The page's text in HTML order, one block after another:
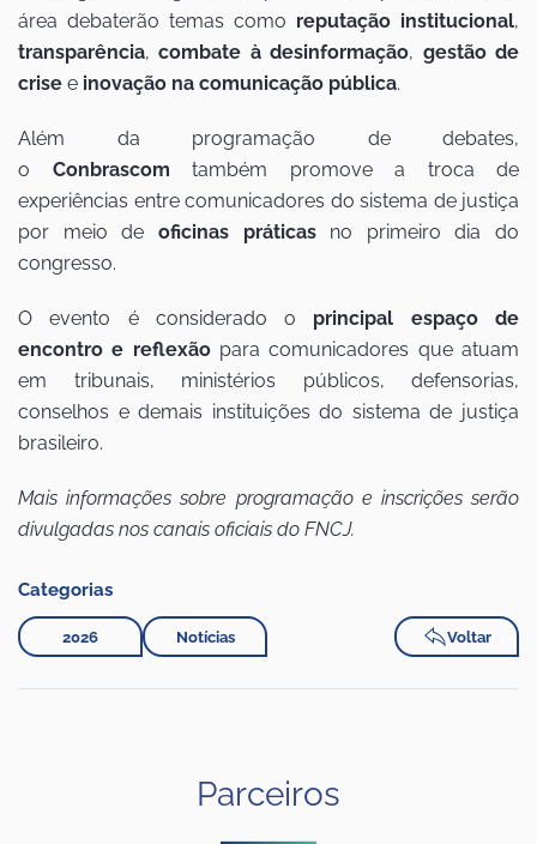
área debaterão temas como reputação institucional,
transparência,combate à desinformação, gestão de
crise e inovação na comunicação pública.
Além da programação de debates,
o Conbrascom também promove a troca de
experiências entre comunicadores do sistema de justiça
por meio de oficinas práticasno primeiro dia do
congresso.
O evento é considerado o principal espaço de
encontro e reflexãopara comunicadores que atuam
em tribunais, ministérios públicos, defensorias,
conselhos e demais instituições do sistema de justiça
brasileiro.
Mais informações sobre programação e inscrições serão
divulgadas nos canais oficiais do FNCJ.
Categorias
2026 Notícias Voltar
Parceiros